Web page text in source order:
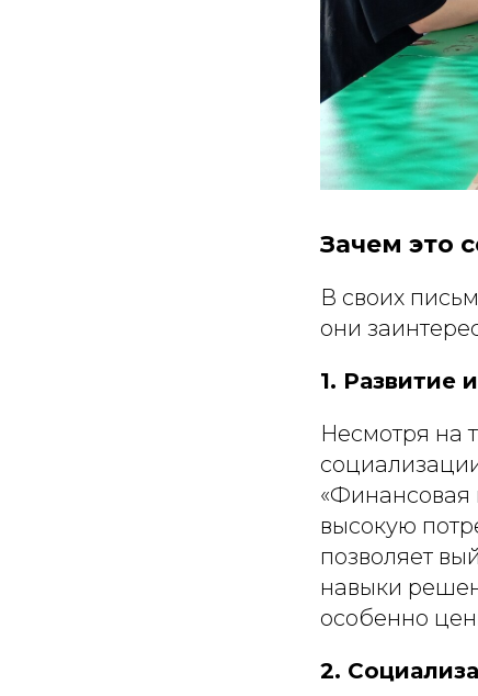
Зачем это
В своих
они
1. Развитие
Несмотря на
«Финансовая
высокую
позволяет
навыки
особенно
2.